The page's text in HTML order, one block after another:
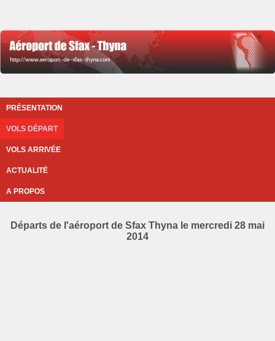
PRÉSENTATION
VOLS DÉPART
VOLS ARRIVÉE
ACTUALITÉ
A PROPOS
Départs de l'aéroport de Sfax Thyna le mercredi 28 mai
2014